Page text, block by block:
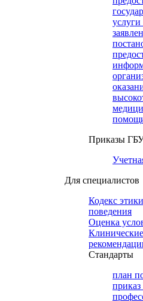
Приказы
Для специалистов
Кодекс
поведения
Оценка
Клинические
Cтандарты
план